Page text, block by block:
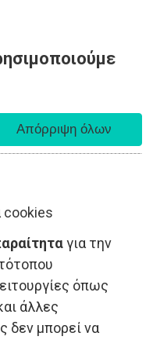
cookies
για την
όπως
άλλες
δεν μπορεί να
Α. 6:35 πμ - Δ. 8:25 μμ